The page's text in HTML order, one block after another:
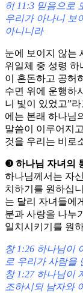
히 11:3 믿음으로
우리가 아나니 보
아니니라
눈에 보이지 않는
위일체 중 성령 하
이 혼돈하고 공허
수면 위에 운행하
니 빛이 있었고”
에는 본래 하나님
말씀이 이루어지
것을 우리는 비로
❸ 하나님 자녀의
하나님께서는 자
치하기를 원하십
는 달리 자녀들에
분과 사랑을 나누
일치시키기를 원
창 1:26 하나님이
로 우리가 사람을
창 1:27 하나님이
조하시되 남자와